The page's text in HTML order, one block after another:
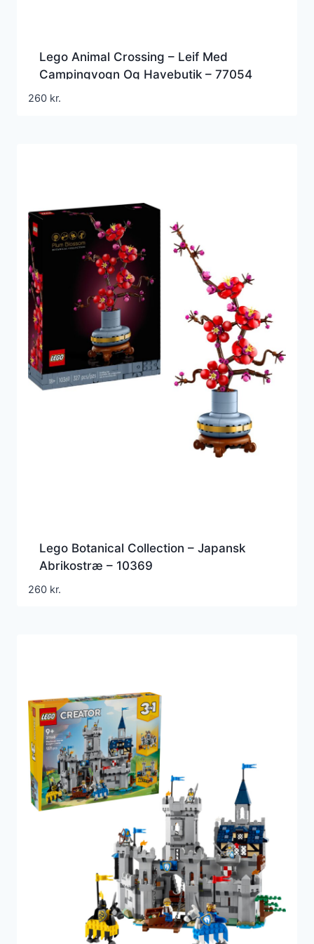
Lego Animal Crossing – Leif Med
Campingvogn Og Havebutik – 77054
260 kr.
Lego Botanical Collection – Japansk
Abrikostræ – 10369
260 kr.